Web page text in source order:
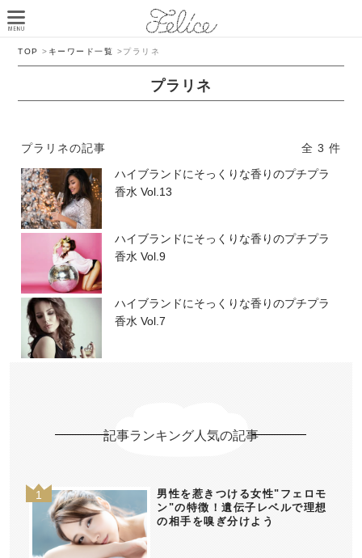
TOP > キーワード一覧 >プラリネ
プラリネ
プラリネの記事
全 3 件
ハイブランドにそっくりな香りのプチプラ
香水 Vol.13
ハイブランドにそっくりな香りのプチプラ
香水 Vol.9
ハイブランドにそっくりな香りのプチプラ
香水 Vol.7
記事ランキング人気の記事
男性を惹きつける女性"フェロモ
ン"の特徴！遺伝子レベルで理想
の相手を嗅ぎ分けよう